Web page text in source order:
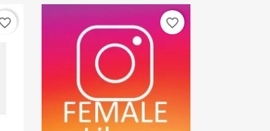
favorite_border